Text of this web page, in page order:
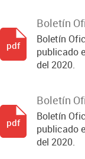
Boletín
Boletín
publicado
del 2020.
pdf
Boletín
Boletín
publicado
del 2020.
pdf